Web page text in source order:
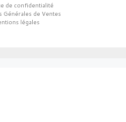
de confidentialité
Générales de Ventes
légales